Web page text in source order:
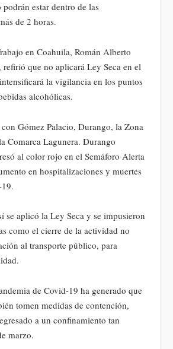
podrán estar dentro de las
de 2 horas.
en Coahuila, Román Alberto
refirió que no aplicará Ley Seca en el
la vigilancia en los puntos
alcohólicas.
Gómez Palacio, Durango, la Zona
Comarca Lagunera. Durango
al color rojo en el Semáforo Alerta
en hospitalizaciones y muertes
se aplicó la Ley Seca y se impusieron
como el cierre de la actividad no
al transporte público, para
de Covid-19 ha generado que
tomen medidas de contención,
a un confinamiento tan
marzo.